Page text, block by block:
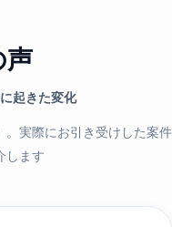
声
起きた変化
。実際にお引き受けした案件
します